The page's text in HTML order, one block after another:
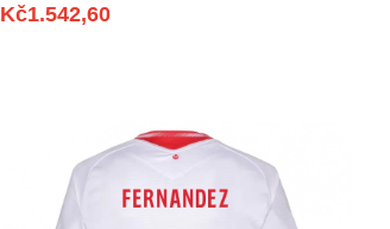
Kč1.542,60